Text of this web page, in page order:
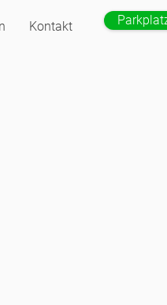
Kontakt